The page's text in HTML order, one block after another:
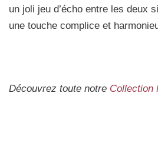
un joli jeu d’écho entre les deux
une touche complice et
Découvrez toute notre Collection